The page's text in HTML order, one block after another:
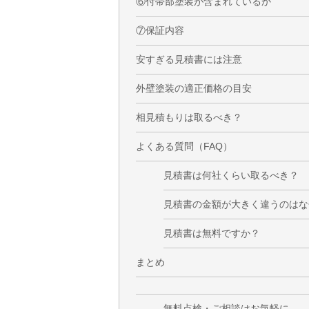
⑦保証内容
安すぎる見積書には注意
外壁塗装の適正価格の目安
相見積もりは取るべき？
よくある質問（FAQ）
見積書は何社くらい取るべき？
見積書の金額が大きく違うのは
見積書は無料ですか？
まとめ